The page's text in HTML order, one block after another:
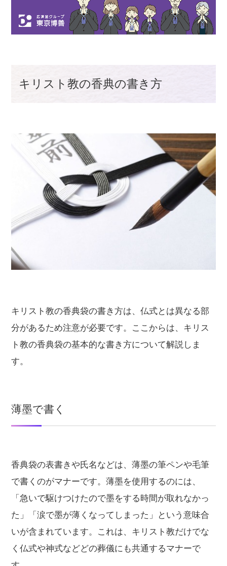
キリスト教の香典の書き方
キリスト教の香典袋の書き方は、仏式とは異なる部
分があるため注意が必要です。ここからは、キリス
ト教の香典袋の基本的な書き方について解説しま
す。
薄墨で書く
香典袋の表書きや氏名などは、薄墨の筆ペンや毛筆
で書くのがマナーです。薄墨を使用するのには、
「急いで駆けつけたので墨をする時間が取れなかっ
た」「涙で墨が薄くなってしまった」という意味合
いが含まれています。これは、キリスト教だけでな
く仏式や神式などどの葬儀にも共通するマナーで